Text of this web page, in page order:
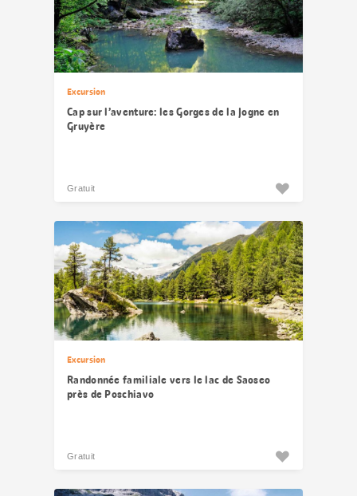
Excursion
Cap sur l’aventure: les Gorges de la Jogne en
Gruyère
Gratuit
Excursion
Randonnée familiale vers le lac de Saoseo
près de Poschiavo
Gratuit